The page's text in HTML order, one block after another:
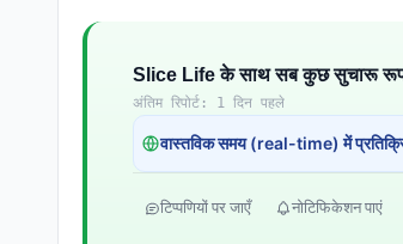
Slice Life के साथ सब कुछ सुचारू रूप
अंतिम रिपोर्ट: 1 दिन पहले
वास्तविक समय (real-time) में
टिप्पणियों पर जाएँ नोटिफिकेशन पाएं